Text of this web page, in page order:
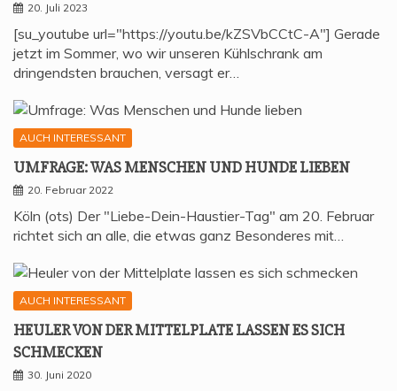
20. Juli 2023
[su_youtube url="https://youtu.be/kZSVbCCtC-A"] Gerade
jetzt im Sommer, wo wir unseren Kühlschrank am
dringendsten brauchen, versagt er…
AUCH INTERESSANT
UMFRA­GE: WAS MEN­SCHEN UND HUN­DE LIEBEN
20. Februar 2022
Köln (ots) Der "Liebe-Dein-Haustier-Tag" am 20. Februar
richtet sich an alle, die etwas ganz Besonderes mit…
AUCH INTERESSANT
HEU­LER VON DER MIT­TEL­P­LA­TE LAS­SEN ES SICH
SCHMECKEN
30. Juni 2020